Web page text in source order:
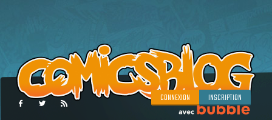
CONNEXION INSCRIPTION